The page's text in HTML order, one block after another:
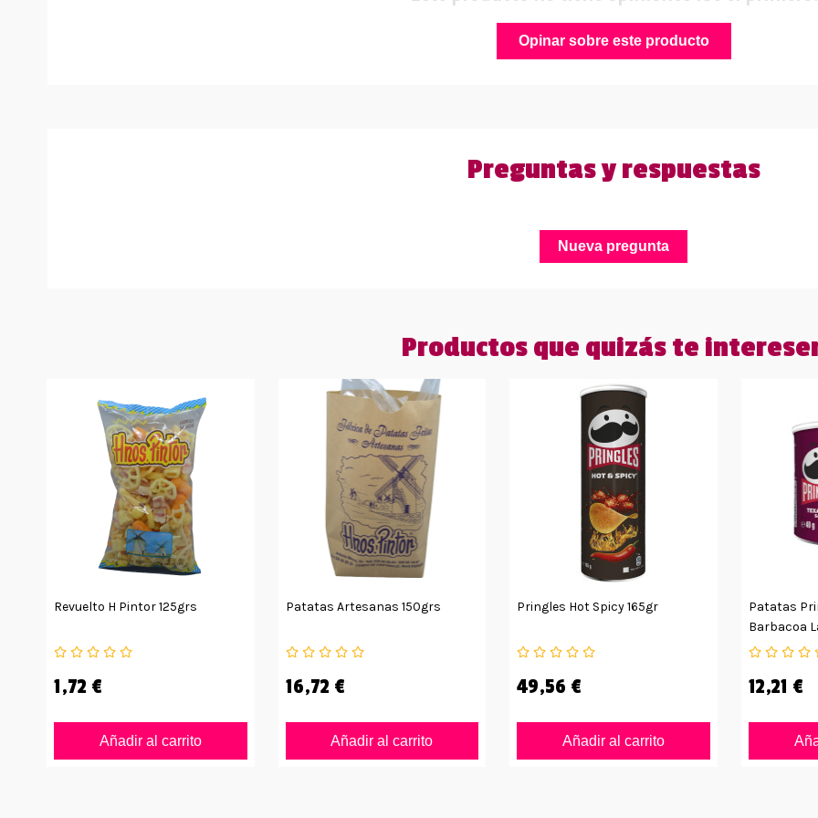
Opinar sobre este producto
Preguntas y respuestas
Nueva pregunta
Productos que quizás te
Revuelto H Pintor 125grs
1,72 €
Añadir al carrito
Patatas Artesanas 150grs
16,72 €
Añadir al carrito
Pringles Hot Spicy 165gr
49,56 €
Añadir al carrito
Patatas
Barbacoa
12,21 €